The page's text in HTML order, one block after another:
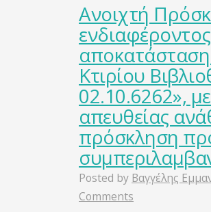
Ανοιχτή
Κτιρίου
02.10.6262»,
απευθείας
πρόσκληση
Posted by Βαγγέλης
Comments